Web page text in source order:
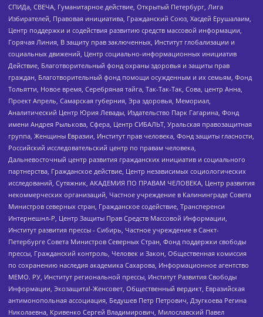
СПИДа, СВЕЧА, Гуманитарное действие, Открытый Петербург, Лига
Избирателей, Правовая инициатива, Гражданский Союз, Хасдей Ерушалаим,
Центр поддержки и содействия развитию средств массовой информации,
Горячая Линия, В защиту прав заключенных, Институт глобализации и
социальных движений, Центр социально-информационных инициатив
Действие, Благотворительный фонд охраны здоровья и защиты прав
граждан, Благотворительный фонд помощи осужденным и их семьям, Фонд
Тольятти, Новое время, Серебряная тайга, Так-Так-Так, Сова, центр Анна,
Проект Апрель, Самарская губерния, Эра здоровья, Мемориал,
Аналитический Центр Юрия Левады, Издательство Парк Гагарина, Фонд
имени Андрея Рылькова, Сфера, Центр СИБАЛЬТ, Уральская правозащитная
группа, Женщины Евразии, Институт прав человека, Фонд защиты гласности,
Российский исследовательский центр по правам человека,
Дальневосточный центр развития гражданских инициатив и социального
партнерства, Гражданское действие, Центр независимых социологических
исследований, Сутяжник, АКАДЕМИЯ ПО ПРАВАМ ЧЕЛОВЕКА, Центр развития
некоммерческих организаций, Частное учреждение в Калининграде Совета
Министров северных стран, Гражданское содействие, Трансперенси
Интернешнл-Р, Центр Защиты Прав Средств Массовой Информации,
Институт развития прессы - Сибирь, Частное учреждение в Санкт-
Петербурге Совета Министров Северных Стран, Фонд поддержки свободы
прессы, Гражданский контроль, Человек и Закон, Общественная комиссия
по сохранению наследия академика Сахарова, Информационное агентство
МЕМО. РУ, Институт региональной прессы, Институт Развития Свободы
Информации, Экозащита!-Женсовет, Общественный вердикт, Евразийская
антимонопольная ассоциация, Бедушев Петр Петрович, Дзугкоева Регина
Николаевна, Кривенко Сергей Владимирович, Милославский Павел